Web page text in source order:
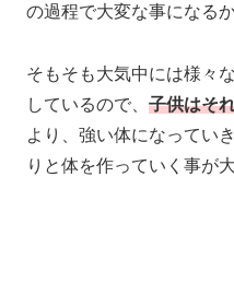
の過程で大変な事になる
そもそも大気中には様々
しているので、 子供はそ
より、強い体になってい
りと体を作っていく事が